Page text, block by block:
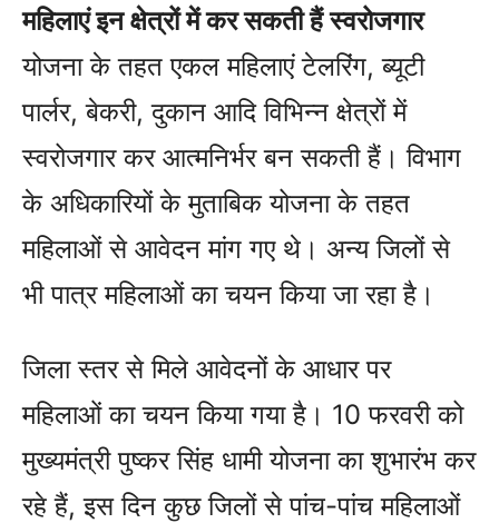
महिलाएं इन क्षेत्रों में कर सकती हैं स्वरोजगार
योजना के तहत एकल महिलाएं टेलरिंग, ब्यूटी
पार्लर, बेकरी, दुकान आदि विभिन्न क्षेत्रों में
स्वरोजगार कर आत्मनिर्भर बन सकती हैं। विभाग
के अधिकारियों के मुताबिक योजना के तहत
महिलाओं से आवेदन मांग गए थे। अन्य जिलों से
भी पात्र महिलाओं का चयन किया जा रहा है।
जिला स्तर से मिले आवेदनों के आधार पर
महिलाओं का चयन किया गया है। 10 फरवरी को
मुख्यमंत्री पुष्कर सिंह धामी योजना का शुभारंभ कर
रहे हैं, इस दिन कुछ जिलों से पांच-पांच महिलाओं